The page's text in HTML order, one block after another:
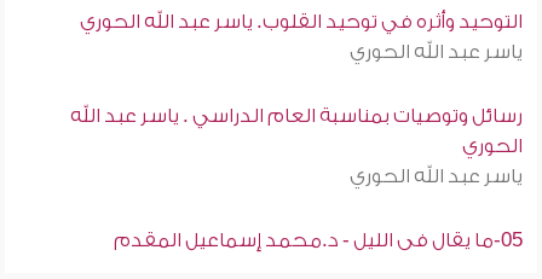
التوحيد وأثره في توحيد القلوب. ياسر عبد الله الحوري
ياسر عبد الله الحوري
رسائل وتوصيات بمناسبة العام الدراسي . ياسر عبد الله
الحوري
ياسر عبد الله الحوري
05-ما يقال فى الليل - د.محمد إسماعيل المقدم